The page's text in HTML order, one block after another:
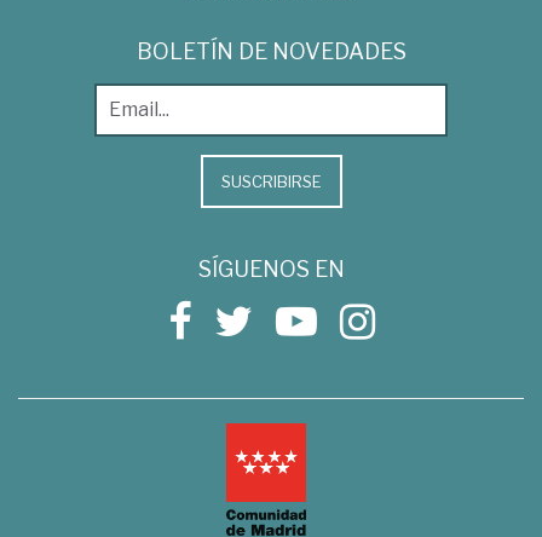
BOLETÍN DE NOVEDADES
SUSCRIBIRSE
SÍGUENOS EN